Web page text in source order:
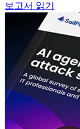
보고서 읽기